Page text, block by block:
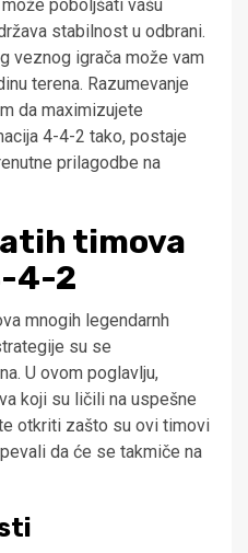
poboljšati vašu
stabilnost u odbrani.
veznog igrača može vam
terena. Razumevanje
da maximizujete
4-4-2 tako, postaje
prilagodbe na
timova
4-2
mnogih legendarnh
su se
U ovom poglavlju,
koji su ličili na uspešne
otkriti zašto su ovi timovi
da će se takmiče na